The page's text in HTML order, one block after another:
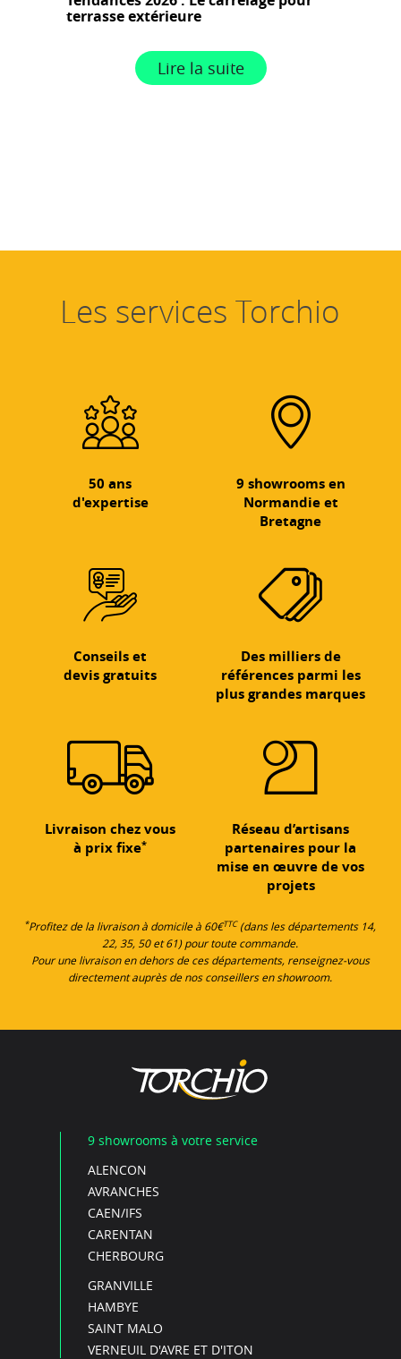
terrasse extérieure
Lire la suite
Les services Torchio
50 ans
d'expertise
9 showrooms en
Normandie et
Bretagne
Conseils et
devis gratuits
Des milliers de
références parmi les
plus grandes marques
Livraison chez vous
à prix fixe*
Réseau d’artisans
partenaires pour la
mise en œuvre de vos
projets
*Profitez de la livraison à domicile à 60€TTC(dans les départements 14,
22, 35, 50 et 61) pour toute commande.
Pour une livraison en dehors de ces départements, renseignez-vous
directement auprès de nos conseillers en showroom.
9 showrooms à votre service
ALENCON
AVRANCHES
CAEN/IFS
CARENTAN
CHERBOURG
GRANVILLE
HAMBYE
SAINT MALO
VERNEUIL D'AVRE ET D'ITON